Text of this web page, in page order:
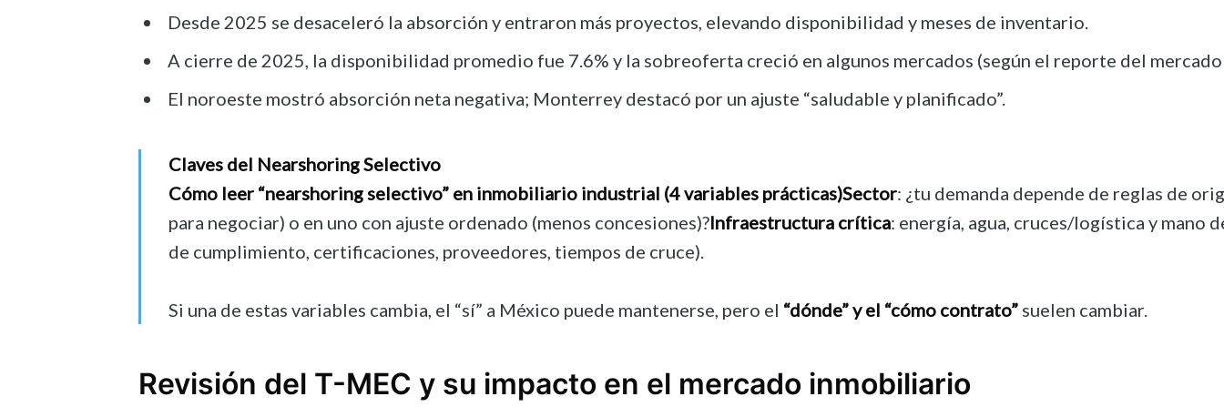
Desde 2025 se desaceleró la absorción y entraron más proyectos, elevando disponibilidad y meses de inventario.
A cierre de 2025, la disponibilidad promedio fue 7.6% y la sobreoferta creció en algunos mercados (según el reporte del
El noroeste mostró absorción neta negativa; Monterrey destacó por un ajuste “saludable y planificado”.
Claves del Nearshoring Selectivo
Cómo leer “nearshoring selectivo” en inmobiliario industrial (4 variables prácticas)Sector: ¿tu demanda depende de reglas de
para negociar) o en uno con ajuste ordenado (menos concesiones)?Infraestructura crítica: energía, agua, cruces/logística y mano
de cumplimiento, certificaciones, proveedores, tiempos de cruce).
Si una de estas variables cambia, el “sí” a México puede mantenerse, pero el “dónde” y el “cómo contrato” suelen cambiar.
Revisión del T-MEC y su impacto en el mercado inmobiliario